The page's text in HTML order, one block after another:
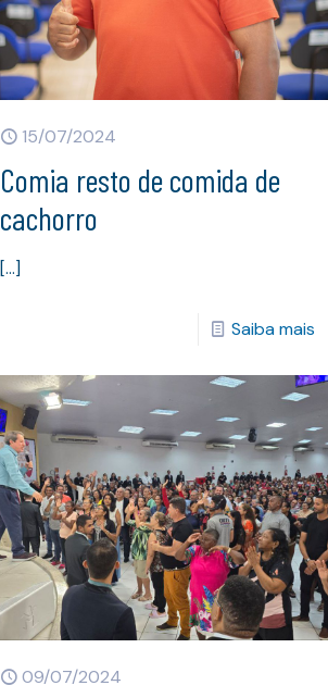
15/07/2024
Comia resto de comida de
cachorro
[…]
Saiba mais
09/07/2024